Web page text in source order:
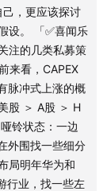
偷赚钱了！
我们一季度节
济和美国经
如果美元能够稳
果美元出现大幅
、8000都不
辑是现在全球只
元是美元的替
有，要么就是人
虚拟货币领域，
，更应该探讨
设。 「✅喜闻乐
注的几类私募策
来看，CAPEX
脉冲式上涨的概
股 ＞ A股 ＞ H
铃状态：一边
外围找一些细分
局明年华为和
行业，找一些左